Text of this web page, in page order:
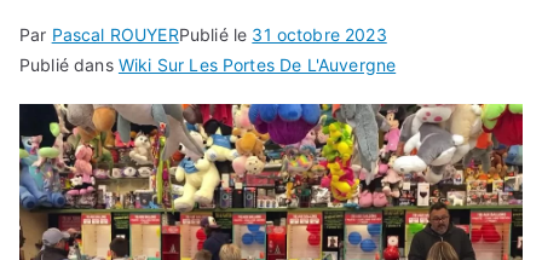
Par Pascal ROUYERPublié le 31 octobre 2023
Publié dans Wiki Sur Les Portes De L'Auvergne